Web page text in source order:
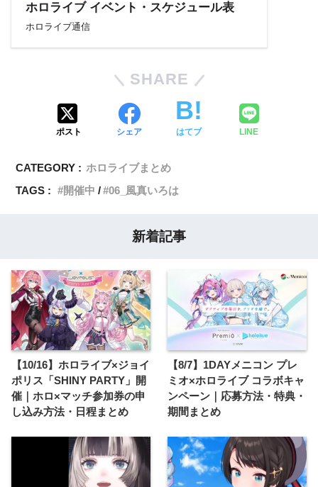
ホロライブ イベント・スケジュール表
ホロライブ通信
SHARE
ポスト シェア はてブ LINE
CATEGORY : ホロライブまとめ
TAGS :
開催中 06_風真いろは
新着記事
【10/16】ホロライブ×ジョイ
ポリス「SHINY PARTY」開
催｜ホロ×マッチ参加券の申
し込み方法・日程まとめ
【8/7】1DAYメニコン プレ
ミオ×ホロライブ コラボキャ
ンペーン｜応募方法・特典・
期間まとめ